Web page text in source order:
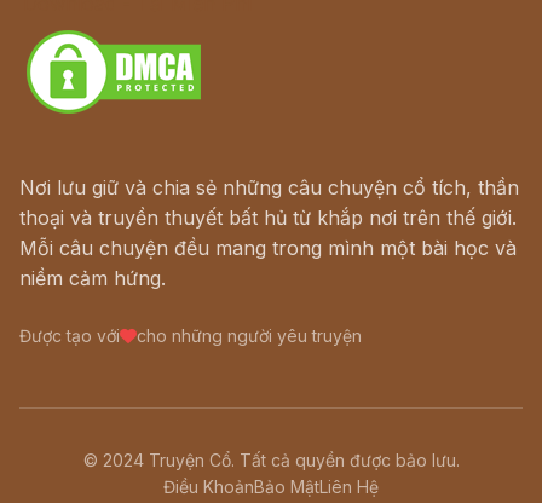
Nơi lưu giữ và chia sẻ những câu chuyện cổ tích, thần
thoại và truyền thuyết bất hủ từ khắp nơi trên thế giới.
Mỗi câu chuyện đều mang trong mình một bài học và
niềm cảm hứng.
Được tạo với cho những người yêu truyện
© 2024 Truyện Cổ. Tất cả quyền được bảo lưu.
Điều KhoảnBảo MậtLiên Hệ